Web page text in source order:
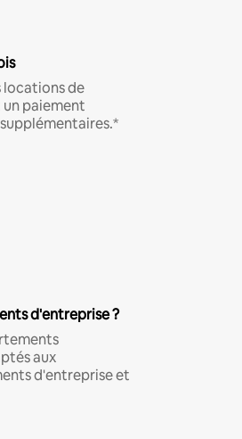
locations de
paiement
d'entreprise ?
aux
d'entreprise et